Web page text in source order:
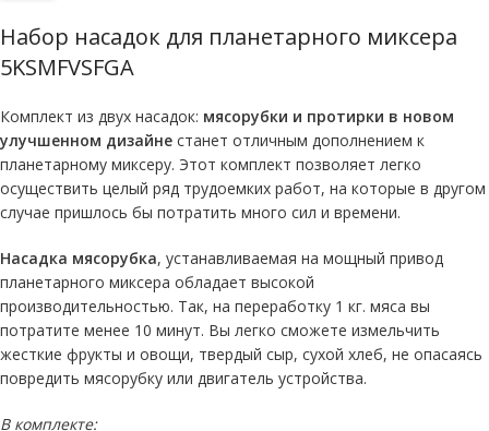
Набор насадок для планетарного миксера
5KSMFVSFGA
Комплект из двух насадок: мясорубки и протирки в новом
улучшенном дизайне станет отличным дополнением к
планетарному миксеру. Этот комплект позволяет легко
осуществить целый ряд трудоемких работ, на которые в другом
случае пришлось бы потратить много сил и времени.
Насадка мясорубка, устанавливаемая на мощный привод
планетарного миксера обладает высокой
производительностью. Так, на переработку 1 кг. мяса вы
потратите менее 10 минут. Вы легко сможете измельчить
жесткие фрукты и овощи, твердый сыр, сухой хлеб, не опасаясь
повредить мясорубку или двигатель устройства.
В комплекте: